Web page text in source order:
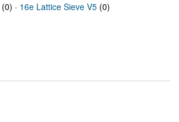
(0) · 16e Lattice Sieve V5 (0)